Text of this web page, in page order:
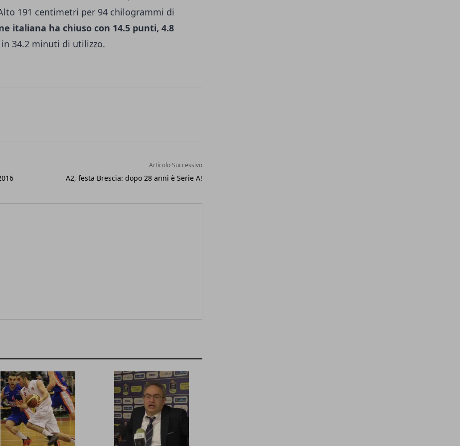
191 centimetri per 94 chilogrammi di
italiana ha chiuso con 14.5 punti, 4.8
34.2 minuti di utilizzo.
Articolo Successivo
A2, festa Brescia: dopo 28 anni è Serie A!